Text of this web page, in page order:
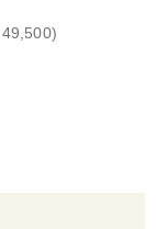
49,500)